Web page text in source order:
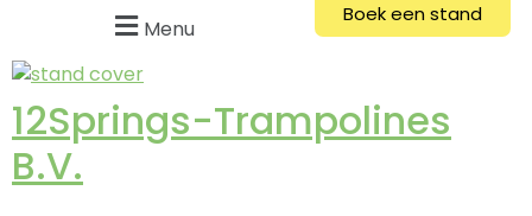
Menu
Boek een stand
12Springs-Trampolines
B.V.